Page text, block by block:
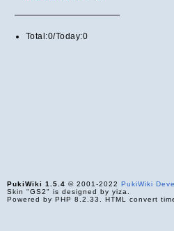
Total:0/Today:0
PukiWiki 1.5.4 © 2001-2022 PukiWiki
Skin "GS2" is designed by yiza.
Powered by PHP 8.2.33. HTML convert